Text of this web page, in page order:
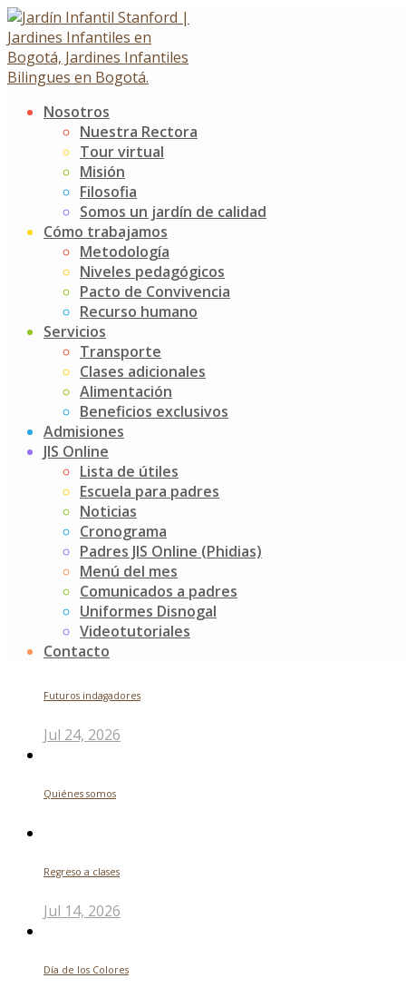
Skip
to
content
Nosotros
Nuestra Rectora
Tour virtual
Misión
Filosofia
Somos un jardín de calidad
Cómo trabajamos
Metodología
Niveles pedagógicos
Pacto de Convivencia
Recurso humano
Servicios
Transporte
Clases adicionales
Alimentación
Beneficios exclusivos
Admisiones
JIS Online
Lista de útiles
Escuela para padres
Noticias
Cronograma
Padres JIS Online (Phidias)
Menú del mes
Comunicados a padres
Uniformes Disnogal
Videotutoriales
Contacto
Izada de bandera
Izada de bandera
11 agosto, 202511 agosto, 2025
Jardín Infantil Stanford
La Batalla de Boyacá fue conmemorada en el JIS con una
emotiva izada de bandera, liderada por nuestros
valientes y encantadores niños y niñas de K2.
Con sus sonrisas, bailes y talento sobre el escenario, nos
regalaron un momento lleno de ternura y orgullo.
¡Felicitaciones a nuestros gigantes de K2 por su
maravillosa participación!
Post
navigation
Festival de las Vocales
Boy Scout
Buscar
Noticias recientes
Futuros indagadores
Jul 24, 2026
Quiénes somos
Regreso a clases
Jul 14, 2026
Día de los Colores